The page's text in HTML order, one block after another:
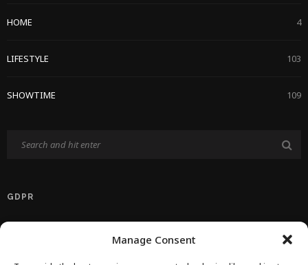
Manage Consent
HOME 4
LIFESTYLE 103
SHOWTIME 109
GDPR